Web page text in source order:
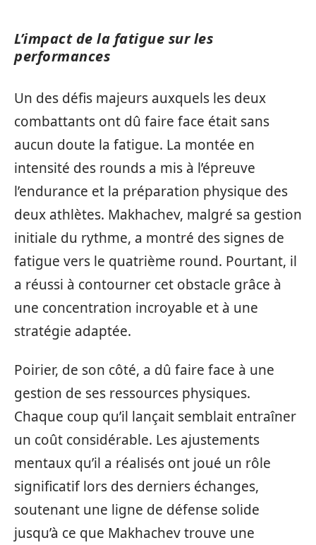
L’impact de la fatigue sur les
performances
Un des défis majeurs auxquels les deux
combattants ont dû faire face était sans
aucun doute la fatigue. La montée en
intensité des rounds a mis à l’épreuve
l’endurance et la préparation physique des
deux athlètes. Makhachev, malgré sa gestion
initiale du rythme, a montré des signes de
fatigue vers le quatrième round. Pourtant, il
a réussi à contourner cet obstacle grâce à
une concentration incroyable et à une
stratégie adaptée.
Poirier, de son côté, a dû faire face à une
gestion de ses ressources physiques.
Chaque coup qu’il lançait semblait entraîner
un coût considérable. Les ajustements
mentaux qu’il a réalisés ont joué un rôle
significatif lors des derniers échanges,
soutenant une ligne de défense solide
jusqu’à ce que Makhachev trouve une